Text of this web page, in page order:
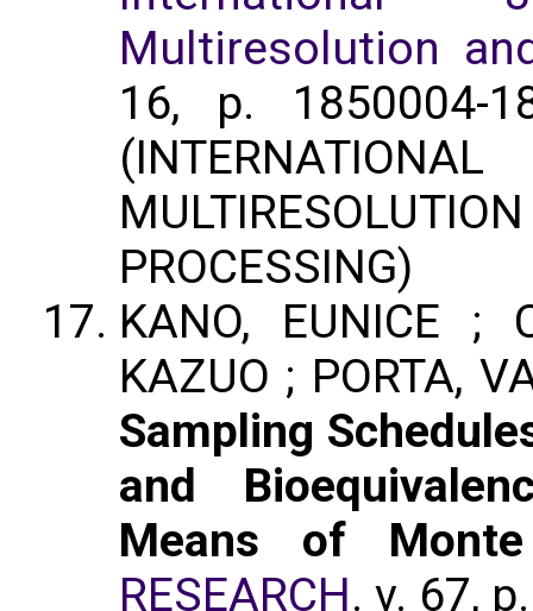
Multiresolution
16, p. 1850004-
PROCESSING)
KANO, EUNICE ;
KAZUO ; PORTA,
Sampling
and
Means of
RESEARCH. v. 67,